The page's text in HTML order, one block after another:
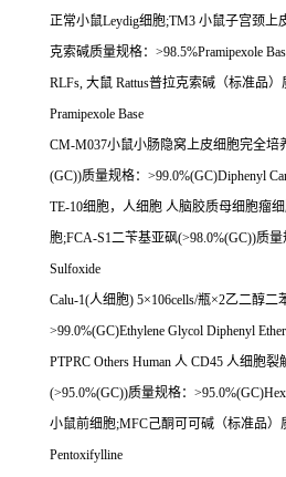
正常小鼠Leydig细胞;TM3 小鼠子宫颈上
克索碱质量规格： >98.5%Pramipexole
RLFs, 大鼠 Rattus普拉克索碱（标准品）
Pramipexole Base
CM-M037小鼠小肠隐窝上皮细胞完全培
(GC))质量规格： >99.0%(GC)Diphenyl
TE-10细胞，人细胞 人脑胶质母细胞瘤
胞;FCA-S1二苄基亚砜(>98.0%(GC))质量
Sulfoxide
Calu-1(人细胞) 5×106cells/瓶×2乙二醇二
>99.0%(GC)Ethylene Glycol Diphenyl Ether
PTPRC Others Human 人 CD45 人细胞裂
(>95.0%(GC))质量规格：
小鼠前细胞;MFC己酮可可碱（标准品）
Pentoxifylline